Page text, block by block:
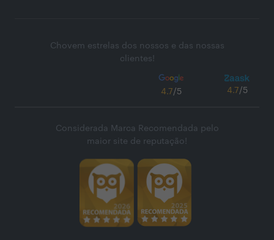
Chovem estrelas dos nossos e das nossas
clientes!
4.7/5 4.7/5
Considerada Marca Recomendada pelo
maior site de reputação!